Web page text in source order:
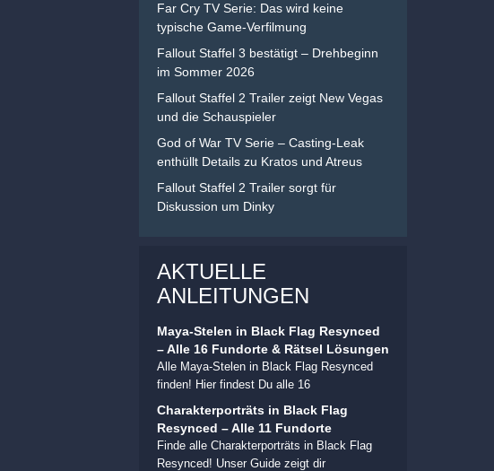
Far Cry TV Serie: Das wird keine
typische Game-Verfilmung
Fallout Staffel 3 bestätigt – Drehbeginn
im Sommer 2026
Fallout Staffel 2 Trailer zeigt New Vegas
und die Schauspieler
God of War TV Serie – Casting-Leak
enthüllt Details zu Kratos und Atreus
Fallout Staffel 2 Trailer sorgt für
Diskussion um Dinky
AKTUELLE
ANLEITUNGEN
Maya-Stelen in Black Flag Resynced
– Alle 16 Fundorte & Rätsel Lösungen
Alle Maya-Stelen in Black Flag Resynced
finden! Hier findest Du alle 16
Charakterporträts in Black Flag
Resynced – Alle 11 Fundorte
Finde alle Charakterporträts in Black Flag
Resynced! Unser Guide zeigt dir